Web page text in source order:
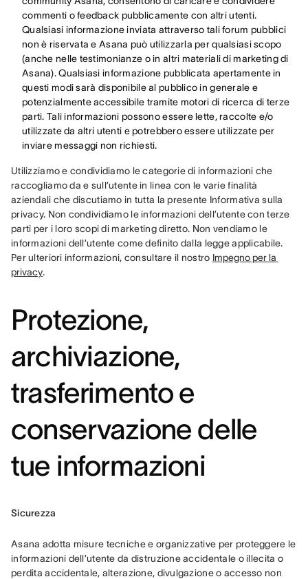
commenti o feedback pubblicamente con altri utenti.
Qualsiasi informazione inviata attraverso tali forum pubblici
non è riservata e Asana può utilizzarla per qualsiasi scopo
(anche nelle testimonianze o in altri materiali di marketing di
Asana). Qualsiasi informazione pubblicata apertamente in
questi modi sarà disponibile al pubblico in generale e
potenzialmente accessibile tramite motori di ricerca di terze
parti. Tali informazioni possono essere lette, raccolte e/o
utilizzate da altri utenti e potrebbero essere utilizzate per
inviare messaggi non richiesti.
Utilizziamo e condividiamo le categorie di informazioni che
raccogliamo da e sull’utente in linea con le varie finalità
aziendali che discutiamo in tutta la presente Informativa sulla
privacy. Non condividiamo le informazioni dell’utente con terze
parti per i loro scopi di marketing diretto. Non vendiamo le
informazioni dell’utente come definito dalla legge applicabile.
Per ulteriori informazioni, consultare il nostro Impegno per la
privacy.
Protezione,
archiviazione,
trasferimento e
conservazione delle
tue informazioni
Sicurezza
Asana adotta misure tecniche e organizzative per proteggere le
informazioni dell’utente da distruzione accidentale o illecita o
perdita accidentale, alterazione, divulgazione o accesso non